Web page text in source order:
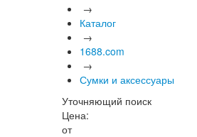
→
Каталог
→
1688.com
→
Сумки и аксессуары
Уточняющий поиск
Цена:
от